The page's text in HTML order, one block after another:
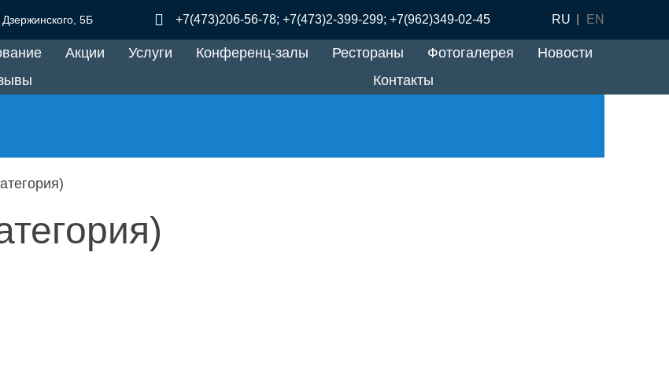
5Б +7(473)206-56-78; +7(473)2-399-299; +7(962)349-02-45 RU EN
Акции Услуги Конференц-залы Рестораны Фотогалерея
Новости
Контакты